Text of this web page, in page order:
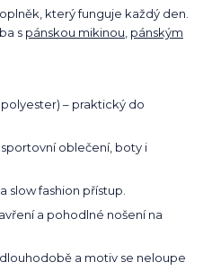
který funguje každý den.
s pánskou mikinou, pánským
– praktický do
oblečení, boty i
slow fashion přístup.
a pohodlné nošení na
a motiv se neloupe